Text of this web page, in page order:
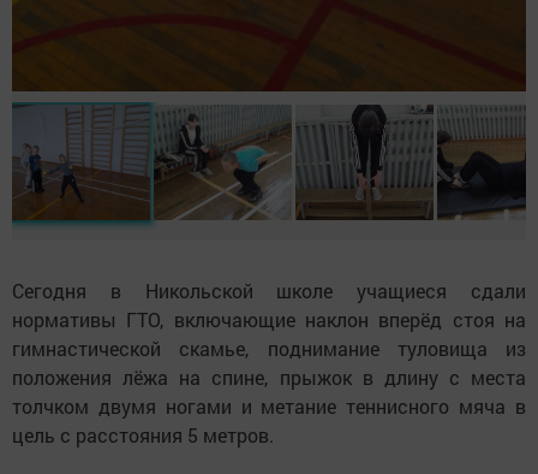
Сегодня в Никольской школе учащиеся сдали
нормативы ГТО, включающие наклон вперёд стоя на
гимнастической скамье, поднимание туловища из
положения лёжа на спине, прыжок в длину с места
толчком двумя ногами и метание теннисного мяча в
цель с расстояния 5 метров.